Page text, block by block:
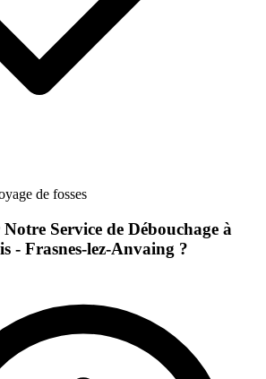
de fosses
Service de Débouchage à
- Frasnes-lez-Anvaing ?